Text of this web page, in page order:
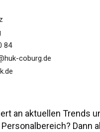
84
coburg.de
an aktuellen Trends
Dann